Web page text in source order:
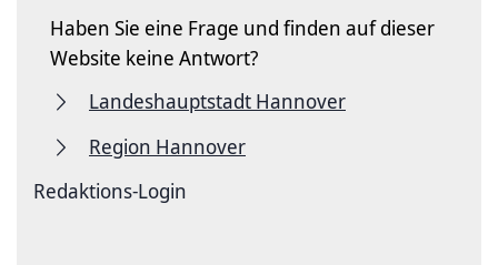
Haben Sie eine Frage und finden auf dieser
Website keine Antwort?
Landeshauptstadt Hannover
Region Hannover
Redaktions-Login